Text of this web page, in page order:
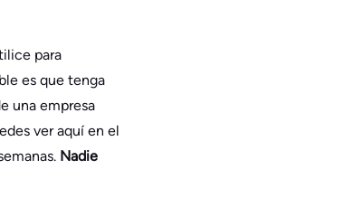
para
es que tenga
una empresa
ver aquí en el
Nadie